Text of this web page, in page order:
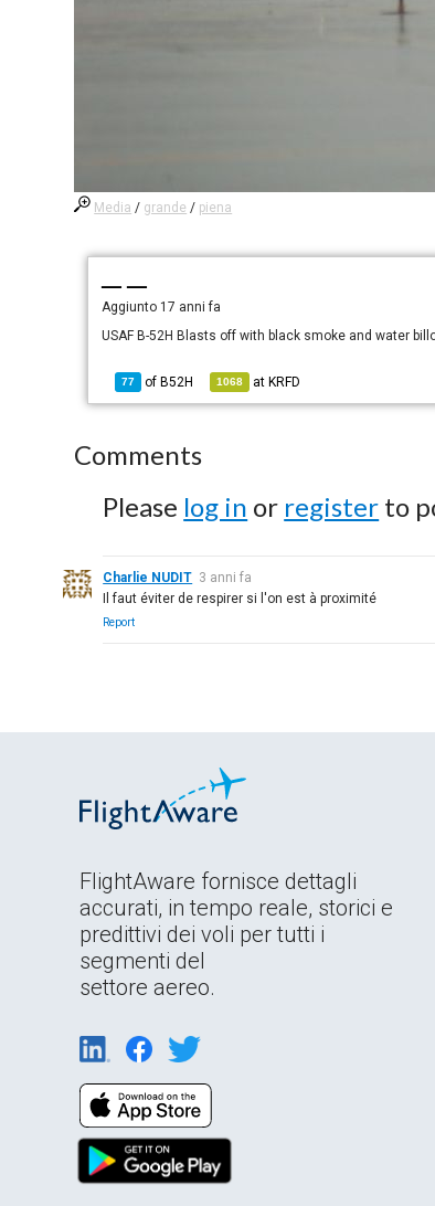
Media / grande / piena
— —
Aggiunto 17 anni fa
USAF B-52H Blasts off with black smoke and water
77 of B52H 1068 at KRFD
Comments
Please log in or register to
Charlie NUDIT 3 anni fa
Il faut éviter de respirer si l'on est à proximité
Report
FlightAware fornisce dettagli
accurati, in tempo reale, storici e
predittivi dei voli per tutti i
segmenti del
settore aereo.